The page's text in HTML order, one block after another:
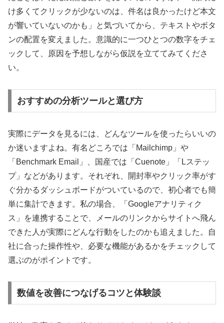
け多くてクリックが少ないのは、件名は良かったけど本文
が響いていないのかも」と気づいてから、テキストやボタ
ンの配置を変えました。意識的に一つひとつの数字をチェ
ックして、原因を予想しながら仮説を立ててみてくださ
い。
おすすめの分析ツールと選び方
実際にデータを見るには、どんなツールを使ったらいいの
か迷いますよね。有名どころでは「Mailchimp」や
「Benchmark Email」、国産では「Cuenote」「Lステッ
プ」などがあります。それぞれ、開封率やクリック率がす
ぐ分かるダッシュボードがついているので、初心者でも簡
単に集計できます。私の場合、「Googleアナリティク
ス」を連携することで、メールのリンクからサイトへ飛ん
できた人が実際にどんな行動をしたのかも追えました。自
社に合った操作性や、必要な機能があるかをチェックして
選ぶのがポイントです。
数値を改善につなげるコツと体験談